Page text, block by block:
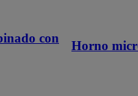
con
Horno